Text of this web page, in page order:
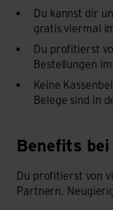
Du kannst dir
gratis viermal
Du profitierst
Bestellungen
Keine
Belege sind in
Benefits
Du profitierst von
Partnern.